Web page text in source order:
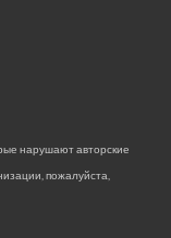
нарушают авторские
пожалуйста,